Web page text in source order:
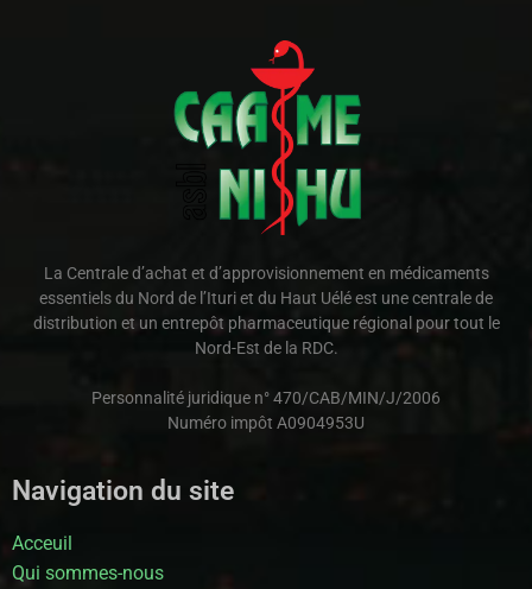
La Centrale d’achat et d’approvisionnement en médicaments
essentiels du Nord de l’Ituri et du Haut Uélé est une centrale de
distribution et un entrepôt pharmaceutique régional pour tout le
Nord-Est de la RDC.
Personnalité juridique n° 470/CAB/MIN/J/2006
Numéro impôt A0904953U
Navigation du site
Acceuil
Qui sommes-nous